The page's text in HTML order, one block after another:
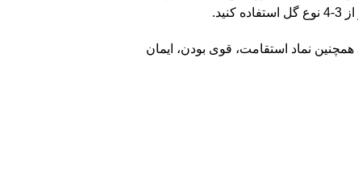
نماد استقامت، قوی بودن، ایمان